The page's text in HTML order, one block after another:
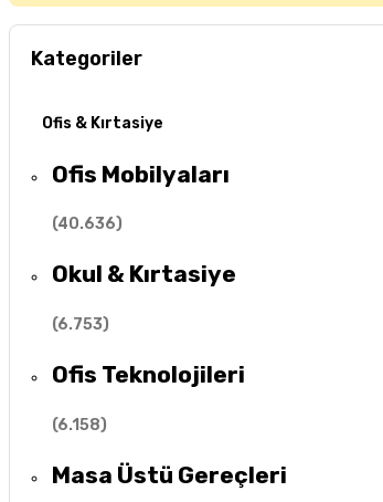
Kategoriler
Ofis & Kırtasiye
Ofis Mobilyaları
(40.636)
Okul & Kırtasiye
(6.753)
Ofis Teknolojileri
(6.158)
Masa Üstü Gereçleri